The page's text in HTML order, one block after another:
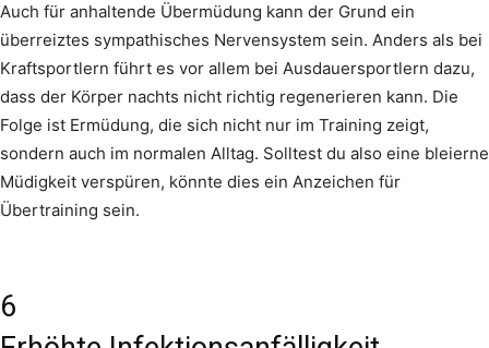
Auch für anhaltende Übermüdung kann der Grund ein
überreiztes sympathisches Nervensystem sein. Anders als bei
Kraftsportlern führt es vor allem bei Ausdauersportlern dazu,
dass der Körper nachts nicht richtig regenerieren kann. Die
Folge ist Ermüdung, die sich nicht nur im Training zeigt,
sondern auch im normalen Alltag. Solltest du also eine bleierne
Müdigkeit verspüren, könnte dies ein Anzeichen für
Übertraining sein.
6